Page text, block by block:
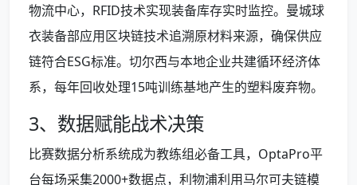
物流中心，RFID技术实现装备库存实时监控。曼城球
衣装备部应用区块链技术追溯原材料来源，确保供应
链符合ESG标准。切尔西与本地企业共建循环经济体
系，每年回收处理15吨训练基地产生的塑料废弃物。
3、数据赋能战术决策
比赛数据分析系统成为教练组必备工具，OptaPro平
台每场采集2000+数据点，利物浦利用马尔可夫链模